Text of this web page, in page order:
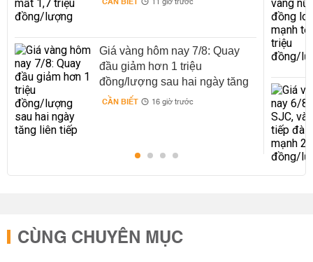
Giá vàng hôm nay 7/8: Quay
đầu giảm hơn 1 triệu
đồng/lượng sau hai ngày tăng
liên tiếp
CẦN BIẾT 16 giờ trước
CÙNG CHUYÊN MỤC